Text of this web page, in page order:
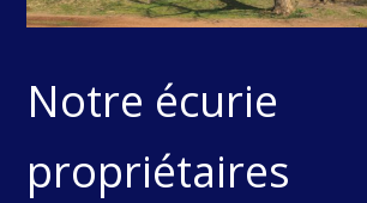
Notre écurie
propriétaires